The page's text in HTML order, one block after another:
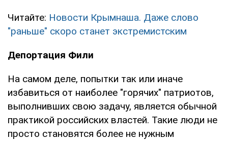
Читайте: Новости Крымнаша. Даже слово
"раньше" скоро станет экстремистским
Депортация Фили
На самом деле, попытки так или иначе
избавиться от наиболее "горячих" патриотов,
выполнивших свою задачу, является обычной
практикой российских властей. Такие люди не
просто становятся более не нужным